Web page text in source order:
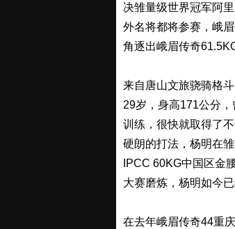
决雏量级世界冠军阿
外名将都将参赛，峨
角逐出峨眉传奇
来自唐山文旅骁骑格
29岁，身高171公分
训练，很快就取得了
硬朗的打法，杨明在
IPCC 60KG中国区金
大赛磨炼，杨明如今
在去年峨眉传奇44重